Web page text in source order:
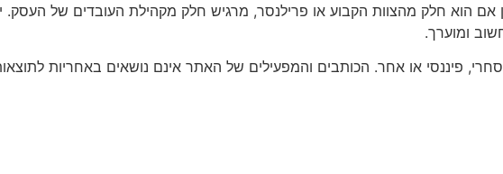
אם הוא חלק מהצוות הקבוע או פרילנסר, מרגיש חלק מקהילת העובדים של העסק.
ומוערך.
פיננסי או אחר. הכותבים והמפעילים של האתר אינם נושאים באחריות